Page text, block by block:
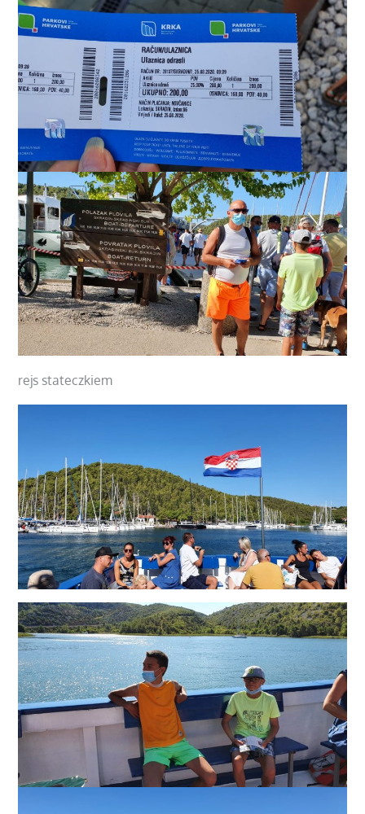
rejs stateczkiem